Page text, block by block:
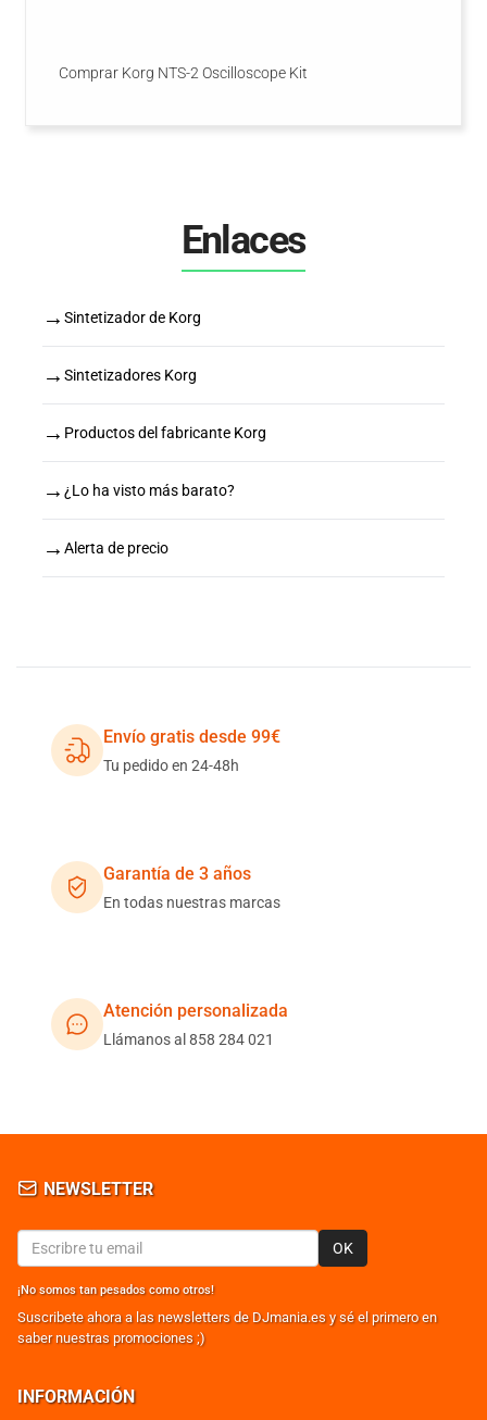
Comprar Korg NTS-2 Oscilloscope Kit
Enlaces
→ Sintetizador de Korg
→ Sintetizadores Korg
→ Productos del fabricante Korg
→ ¿Lo ha visto más barato?
→ Alerta de precio
Envío gratis desde 99€
Tu pedido en 24-48h
Garantía de 3 años
En todas nuestras marcas
Atención personalizada
Llámanos al 858 284 021
NEWSLETTER
OK
¡No somos tan pesados como otros!
Suscribete ahora a las newsletters de DJmania.es y sé el primero en
saber nuestras promociones ;)
INFORMACIÓN